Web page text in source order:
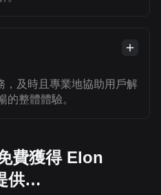
，及時且專業地協助用戶解
的整體體驗。
費獲得 Elon
供…